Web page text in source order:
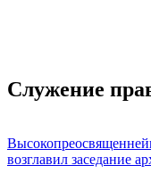
Служение
возглавил заседание